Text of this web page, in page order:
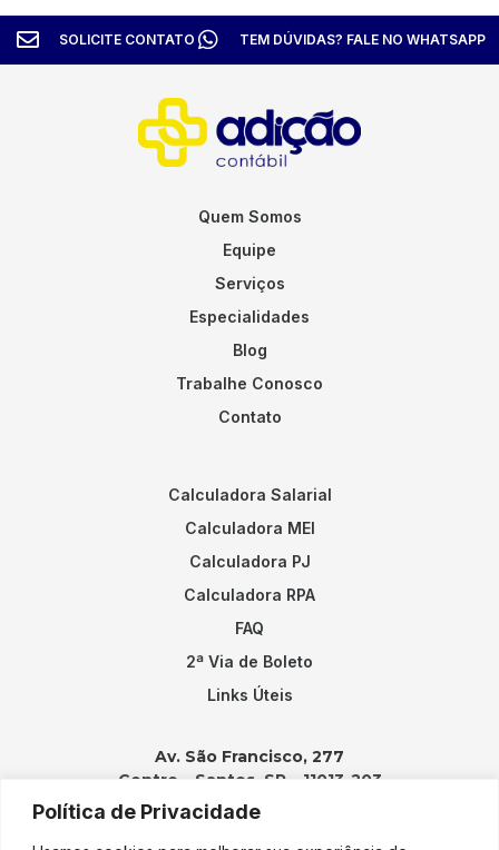
Política de Privacidade
SOLICITE CONTATO TEM DÚVIDAS? FALE NO WHATSAPP
Quem Somos
Equipe
Serviços
Especialidades
Blog
Trabalhe Conosco
Contato
Calculadora Salarial
Calculadora MEI
Calculadora PJ
Calculadora RPA
FAQ
2ª Via de Boleto
Links Úteis
Av. São Francisco, 277
Centro – Santos, SP – 11013-203
Contatos: